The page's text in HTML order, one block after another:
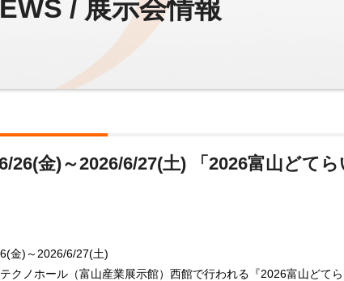
/ 展示会情報
26(金)～2026/6/27(土) 「2026富山どてら
金)～2026/6/27(土)
クノホール（富山産業展示館）西館で行われる『2026富山どて